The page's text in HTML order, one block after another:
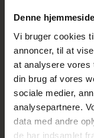
Denne
Vi bruger cookies
annoncer, til at
at analysere vores
din brug af vores
sociale medier,
analysepartnere.
data med andre
de har indsamlet
Vi